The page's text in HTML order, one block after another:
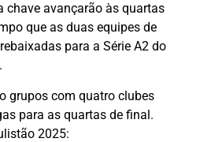
chave avançarão às quartas
que as duas equipes de
para a Série A2 do
grupos com quatro clubes
para as quartas de final.
2025: